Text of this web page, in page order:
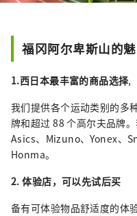
福冈阿尔卑斯山的
1.西日本最丰富的商品选择,
我们提供各个运动类别的多
牌和超过 88 个高尔夫品牌
Asics、Mizuno、Yonex、
Honma。
2. 体验店，可以先试后买
备有可体验物品舒适度的体